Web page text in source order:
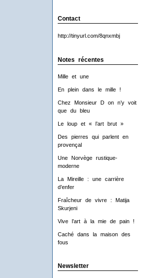
Contact
http://tinyurl.com/8qnxmbj
Notes récentes
Mille et une
En plein dans le mille !
Chez Monsieur D on n’y voit
que du bleu
Le loup et « l’art brut »
Des pierres qui parlent en
provençal
Une Norvège rustique-
moderne
La Mireille : une carrière
d’enfer
Fraîcheur de vivre : Matija
Skurjeni
Vive l’art à la mie de pain !
Caché dans la maison des
fous
Newsletter